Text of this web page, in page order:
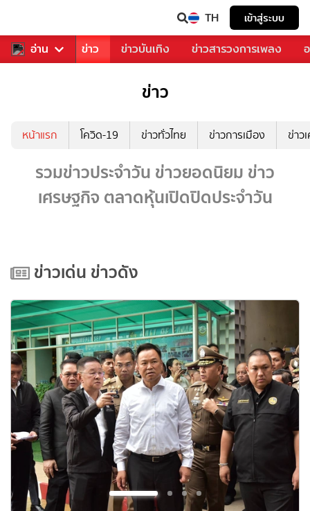
TH เข้าสู่ระบบ
อ่าน
คุณ กีฬา ข่าว ข่าวบันเทิง ข่าวสารวงการเพลง
ข่าว
หน้าแรก โควิด-19 ข่าวทั่วไทย ข่าวการเมือง ข่าว
รวมข่าวประจำวัน ข่าวยอดนิยม ข่าว
เศรษฐกิจ ตลาดหุ้นเปิดปิดประจำวัน
ข่าวเด่น ข่าวดัง